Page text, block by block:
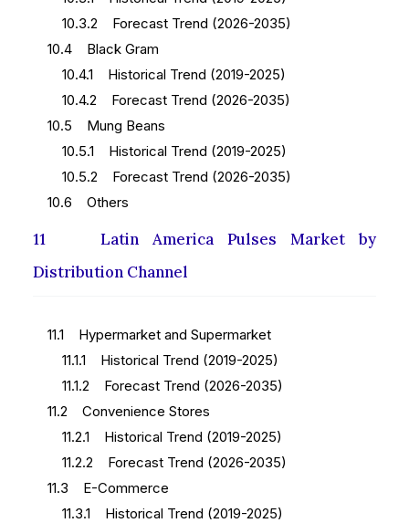
10.3.2 Forecast Trend (2026-2035)
10.4 Black Gram
10.4.1 Historical Trend (2019-2025)
10.4.2 Forecast Trend (2026-2035)
10.5 Mung Beans
10.5.1 Historical Trend (2019-2025)
10.5.2 Forecast Trend (2026-2035)
10.6 Others
11 Latin America Pulses Market by
Distribution Channel
11.1 Hypermarket and Supermarket
11.1.1 Historical Trend (2019-2025)
11.1.2 Forecast Trend (2026-2035)
11.2 Convenience Stores
11.2.1 Historical Trend (2019-2025)
11.2.2 Forecast Trend (2026-2035)
11.3 E-Commerce
11.3.1 Historical Trend (2019-2025)